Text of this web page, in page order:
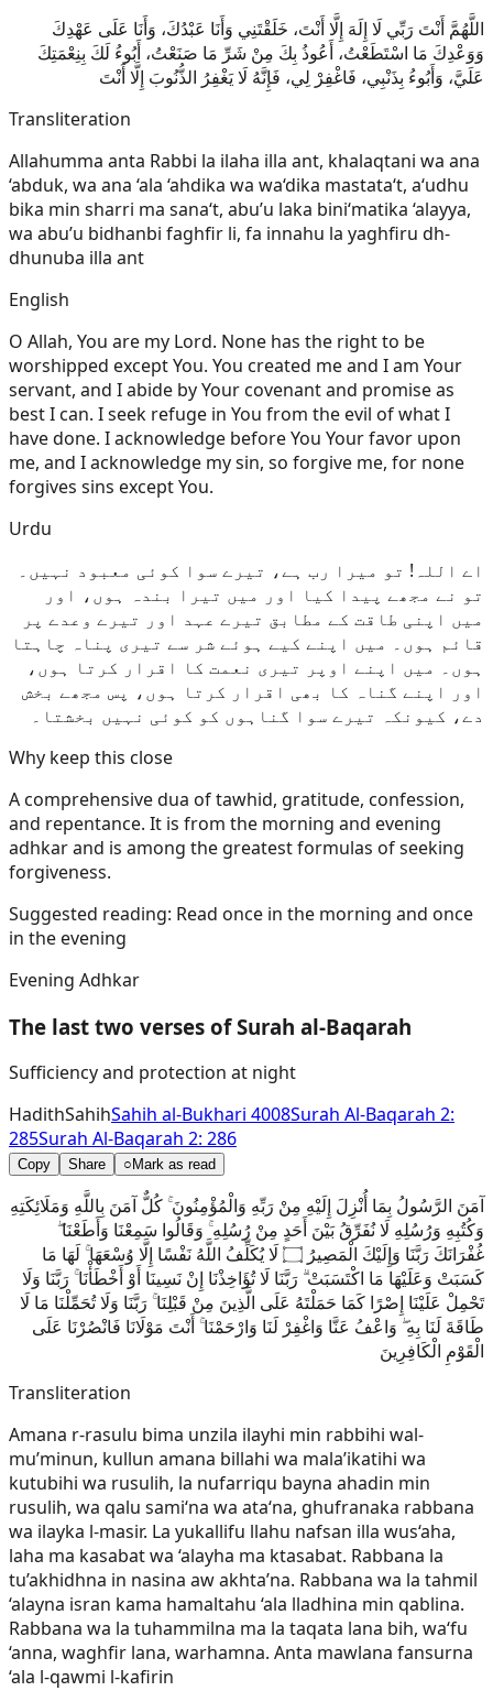
اللَّهُمَّ أَنْتَ رَبِّي لَا إِلَهَ إِلَّا أَنْتَ، خَلَقْتَنِي وَأَنَا عَبْدُكَ، وَأَنَا عَلَى عَهْدِكَ
وَوَعْدِكَ مَا اسْتَطَعْتُ، أَعُوذُ بِكَ مِنْ شَرِّ مَا صَنَعْتُ، أَبُوءُ لَكَ بِنِعْمَتِكَ
عَلَيَّ، وَأَبُوءُ بِذَنْبِي، فَاغْفِرْ لِي، فَإِنَّهُ لَا يَغْفِرُ الذُّنُوبَ إِلَّا أَنْتَ
Transliteration
Allahumma anta Rabbi la ilaha illa ant, khalaqtani wa ana
‘abduk, wa ana ‘ala ‘ahdika wa wa‘dika mastata‘t, a‘udhu
bika min sharri ma sana‘t, abu’u laka bini‘matika ‘alayya,
wa abu’u bidhanbi faghfir li, fa innahu la yaghfiru dh-
dhunuba illa ant
English
O Allah, You are my Lord. None has the right to be
worshipped except You. You created me and I am Your
servant, and I abide by Your covenant and promise as
best I can. I seek refuge in You from the evil of what I
have done. I acknowledge before You Your favor upon
me, and I acknowledge my sin, so forgive me, for none
forgives sins except You.
Urdu
اے اللہ! تو میرا رب ہے، تیرے سوا کوئی معبود نہیں۔
تو نے مجھے پیدا کیا اور میں تیرا بندہ ہوں، اور
میں اپنی طاقت کے مطابق تیرے عہد اور تیرے وعدے پر
قائم ہوں۔ میں اپنے کیے ہوئے شر سے تیری پناہ چاہتا
ہوں۔ میں اپنے اوپر تیری نعمت کا اقرار کرتا ہوں،
اور اپنے گناہ کا بھی اقرار کرتا ہوں، پس مجھے بخش
دے، کیونکہ تیرے سوا گناہوں کو کوئی نہیں بخشتا۔
Why keep this close
A comprehensive dua of tawhid, gratitude, confession,
and repentance. It is from the morning and evening
adhkar and is among the greatest formulas of seeking
forgiveness.
Suggested reading: Read once in the morning and once
in the evening
Evening Adhkar
The last two verses of Surah al-Baqarah
Sufficiency and protection at night
HadithSahihSahih al-Bukhari 4008Surah Al-Baqarah 2:
285Surah Al-Baqarah 2: 286
Copy Share ○ Mark as read
آمَنَ الرَّسُولُ بِمَا أُنْزِلَ إِلَيْهِ مِنْ رَبِّهِ وَالْمُؤْمِنُونَ ۚ كُلٌّ آمَنَ بِاللَّهِ وَمَلَائِكَتِهِ
وَكُتُبِهِ وَرُسُلِهِ لَا نُفَرِّقُ بَيْنَ أَحَدٍ مِنْ رُسُلِهِ ۚ وَقَالُوا سَمِعْنَا وَأَطَعْنَا ۖ
غُفْرَانَكَ رَبَّنَا وَإِلَيْكَ الْمَصِيرُ ۝ لَا يُكَلِّفُ اللَّهُ نَفْسًا إِلَّا وُسْعَهَا ۚ لَهَا مَا
كَسَبَتْ وَعَلَيْهَا مَا اكْتَسَبَتْ ۗ رَبَّنَا لَا تُؤَاخِذْنَا إِنْ نَسِينَا أَوْ أَخْطَأْنَا ۚ رَبَّنَا وَلَا
تَحْمِلْ عَلَيْنَا إِصْرًا كَمَا حَمَلْتَهُ عَلَى الَّذِينَ مِنْ قَبْلِنَا ۚ رَبَّنَا وَلَا تُحَمِّلْنَا مَا لَا
طَاقَةَ لَنَا بِهِ ۖ وَاعْفُ عَنَّا وَاغْفِرْ لَنَا وَارْحَمْنَا ۚ أَنْتَ مَوْلَانَا فَانْصُرْنَا عَلَى
الْقَوْمِ الْكَافِرِينَ
Transliteration
Amana r-rasulu bima unzila ilayhi min rabbihi wal-
mu’minun, kullun amana billahi wa mala’ikatihi wa
kutubihi wa rusulih, la nufarriqu bayna ahadin min
rusulih, wa qalu sami‘na wa ata‘na, ghufranaka rabbana
wa ilayka l-masir. La yukallifu llahu nafsan illa wus‘aha,
laha ma kasabat wa ‘alayha ma ktasabat. Rabbana la
tu’akhidhna in nasina aw akhta’na. Rabbana wa la tahmil
‘alayna isran kama hamaltahu ‘ala lladhina min qablina.
Rabbana wa la tuhammilna ma la taqata lana bih, wa‘fu
‘anna, waghfir lana, warhamna. Anta mawlana fansurna
‘ala l-qawmi l-kafirin